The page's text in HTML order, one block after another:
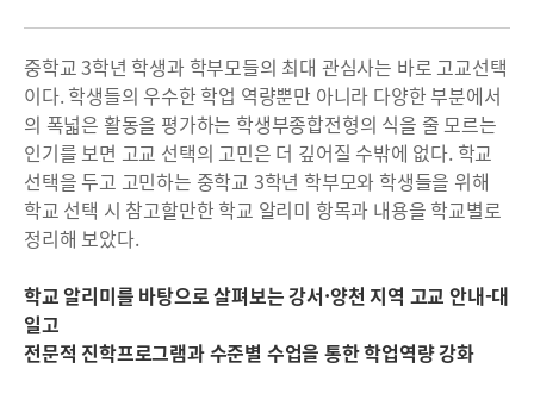
중학교 3학년 학생과 학부모들의 최대 관심사는 바로 고교선택
이다. 학생들의 우수한 학업 역량뿐만 아니라 다양한 부분에서
의 폭넓은 활동을 평가하는 학생부종합전형의 식을 줄 모르는
인기를 보면 고교 선택의 고민은 더 깊어질 수밖에 없다. 학교
선택을 두고 고민하는 중학교 3학년 학부모와 학생들을 위해
학교 선택 시 참고할만한 학교 알리미 항목과 내용을 학교별로
정리해 보았다.
학교 알리미를 바탕으로 살펴보는 강서·양천 지역 고교 안내-대
일고
전문적 진학프로그램과 수준별 수업을 통한 학업역량 강화